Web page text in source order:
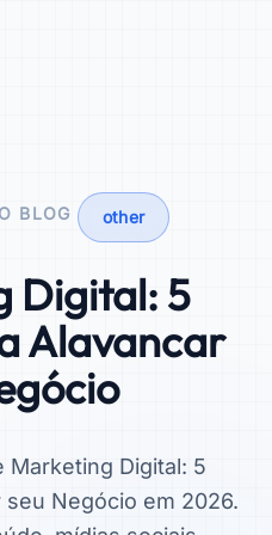
BLOG other
Digital: 5
Alavancar
Marketing Digital: 5
seu Negócio em 2026.